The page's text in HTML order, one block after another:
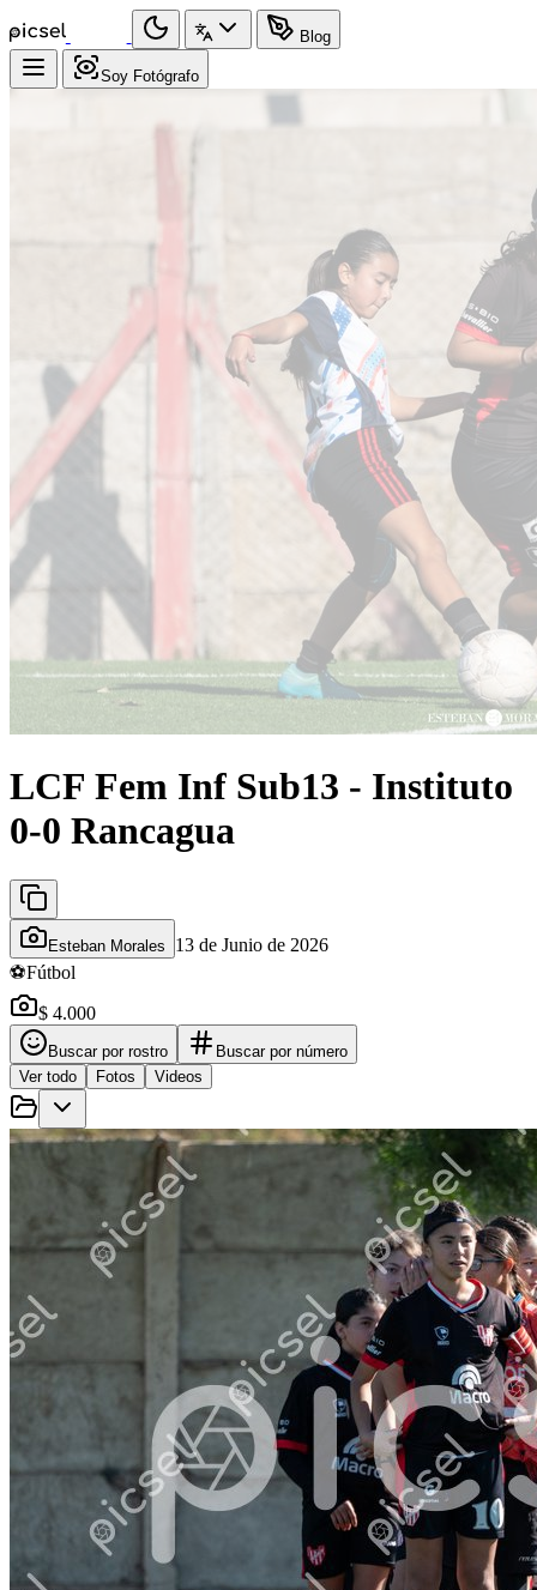
Blog
Soy Fotógrafo
LCF Fem Inf Sub13 - Instituto
0-0 Rancagua
Esteban Morales
13 de Junio de 2026
⚽Fútbol
$ 4.000
Buscar por rostro
Buscar por número
Ver todo
Fotos Videos